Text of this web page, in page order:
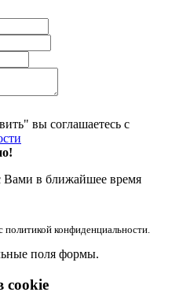
вы соглашаетесь с
в ближайшее время
конфиденциальности.
поля формы.
cookie